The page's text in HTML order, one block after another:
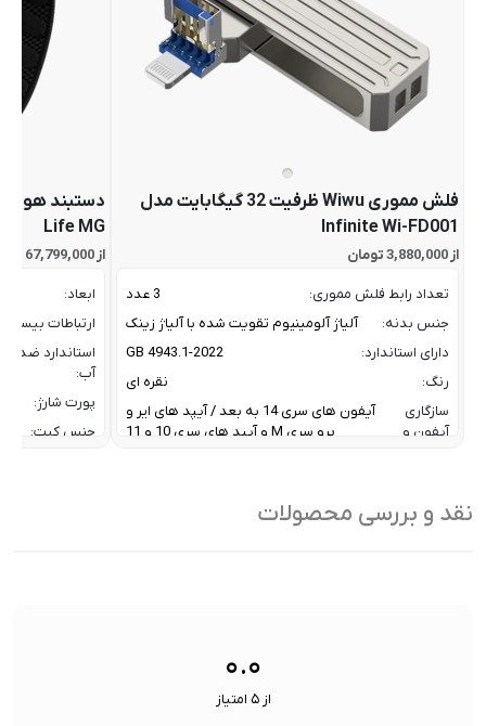
فلش مموری Wiwu ظرفیت 32 گیگابایت مدل
Infinite Wi-FD001
از 3,880,000 تومان
تعداد رابط فلش مموری:
3 عدد
جنس بدنه:
آلیاژ آلومینیوم تقویت شده با آلیاژ زینک
دارای استاندارد:
GB 4943.1-2022
رنگ:
نقره ای
سازگاری
آیفون و
آیفون های سری 14 به بعد / آیپد های ایر و
پرو سری M و آیپد های سری 10 و 11
ظرفیت:
Life MG
از 67,799,000 تومان
ابعاد:
ارتباطات بیسیم:
استاندارد ضد
آب:
پورت شارژ:
جنس کیت:
نقد و بررسی محصولات
۰.۰
از ۵ امتیاز